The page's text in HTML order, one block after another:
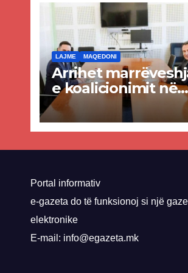
LAJME MAQEDONI
Arrihet
e koalicionimit në
parim mes Kurtit
dhe Abdixhikut
Portal informativ
e-gazeta do të funksionoj si një
elektronike
E-mail: info@egazeta.mk